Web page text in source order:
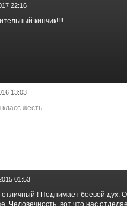
22:16
кинчик!!!!
13:03
жесть
01:53
! Поднимает боевой дух.